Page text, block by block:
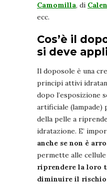
Camomilla, di
ecc.
Cos’è il
si deve
Il doposole è una
principi attivi
dopo l’esposizione
artificiale (lampade)
della pelle a
idratazione. E’
anche se non è
permette alle
riprendere la loro
diminuire il